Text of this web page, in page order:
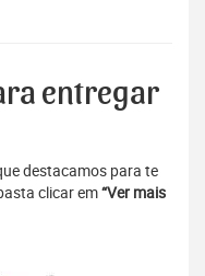
entregar
destacamos para te
clicar em“Ver mais